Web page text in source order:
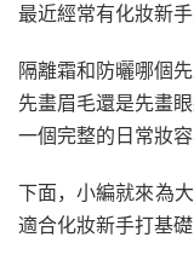
最近經常有化妝新
隔離霜和防曬哪個
先畫眉毛還是先畫
一個完整的日常妝
下面，小編就來為
適合化妝新手打基